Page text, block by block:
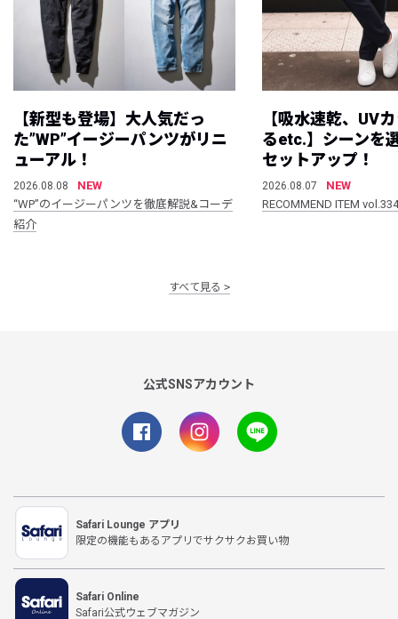
【新型も登場】大人気だっ
た”WP”イージーパンツがリニ
ューアル！
2026.08.08
NEW
“WP”のイージーパンツを徹底解説&コーデ
紹介
【吸水速乾、UV
るetc.】シーンを
セットアップ！
2026.08.07
NEW
RECOMMEND ITEM vol.334
すべて見る
公式SNSアカウント
Safari Lounge アプリ
限定の機能もあるアプリでサクサクお買い物
Safari Online
Safari公式ウェブマガジン